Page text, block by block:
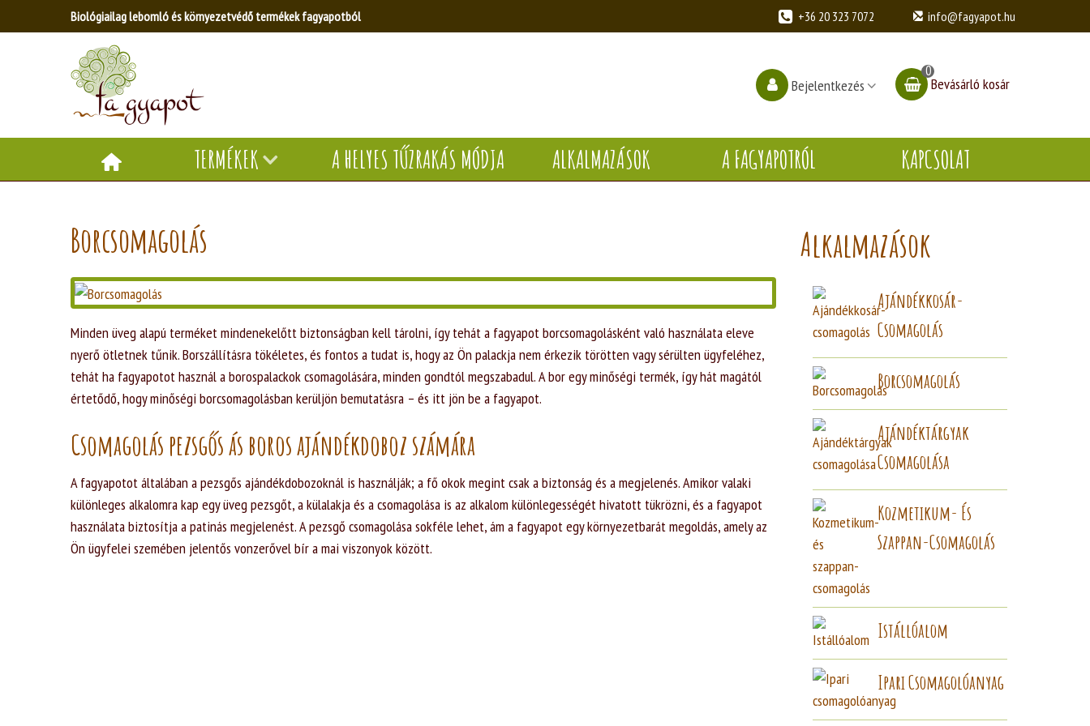
Biológiailag lebomló és környezetvédő termékek fagyapotból +36 20 323 7072 info@fagyapot.hu
Bejelentkezés
0
Bevásárló kosár
TERMÉKEK A HELYES TŰZRAKÁS MÓDJA ALKALMAZÁSOK A FAGYAPOTRÓL KAPCSOLAT
Alkalmazások
Ajándékkosár-
Csomagolás
Borcsomagolás
Ajándéktárgyak
Csomagolása
Kozmetikum- És
Szappan-Csomagolás
Istállóalom
Ipari Csomagolóanyag
Borcsomagolás
Minden üveg alapú terméket mindenekelőtt biztonságban kell tárolni, így tehát a fagyapot borcsomagolásként való használata eleve
nyerő ötletnek tűnik. Borszállításra tökéletes, és fontos a tudat is, hogy az Ön palackja nem érkezik törötten vagy sérülten ügyfeléhez,
tehát ha fagyapotot használ a borospalackok csomagolására, minden gondtól megszabadul. A bor egy minőségi termék, így hát magától
értetődő, hogy minőségi borcsomagolásban kerüljön bemutatásra – és itt jön be a fagyapot.
Csomagolás pezsgős ás boros ajándékdoboz számára
A fagyapotot általában a pezsgős ajándékdobozoknál is használják; a fő okok megint csak a biztonság és a megjelenés. Amikor valaki
különleges alkalomra kap egy üveg pezsgőt, a külalakja és a csomagolása is az alkalom különlegességét hivatott tükrözni, és a fagyapot
használata biztosítja a patinás megjelenést. A pezsgő csomagolása sokféle lehet, ám a fagyapot egy környezetbarát megoldás, amely az
Ön ügyfelei szemében jelentős vonzerővel bír a mai viszonyok között.